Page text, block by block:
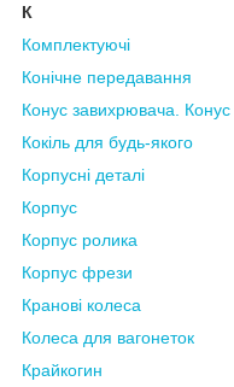
К
Комплектуючі
Конічне передавання
Конус завихрювача. Конус
Кокіль для будь-якого
Корпусні деталі
Корпус
Корпус ролика
Корпус фрези
Кранові колеса
Колеса для вагонеток
Крайкогин